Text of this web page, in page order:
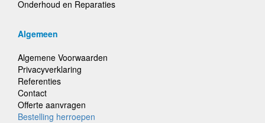
Onderhoud en Reparaties
Algemeen
Algemene Voorwaarden
Privacyverklaring
Referenties
Contact
Offerte aanvragen
Bestelling herroepen